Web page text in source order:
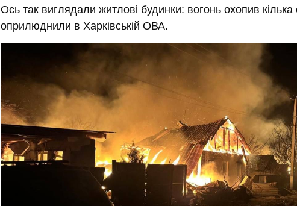
Ось так виглядали житлові будинки: вогонь охопив
оприлюднили в Харківській ОВА.